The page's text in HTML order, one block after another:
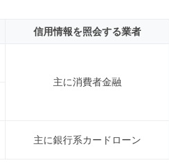
信用情報を照会する業者
主に消費者金融
主に銀行系カードローン